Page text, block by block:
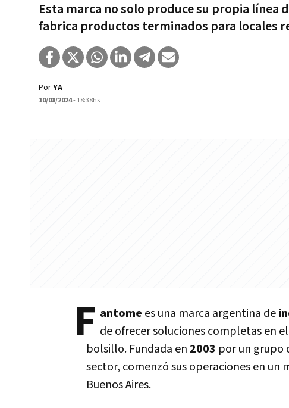
Esta marca no solo produce su propia línea
fabrica productos terminados para locales
PorYA
10/08/2024- 18:38hs
F antome es una marca argentina de
de ofrecer soluciones completas en
bolsillo. Fundada en 2003 por un grupo
sector, comenzó sus operaciones en
Buenos Aires.